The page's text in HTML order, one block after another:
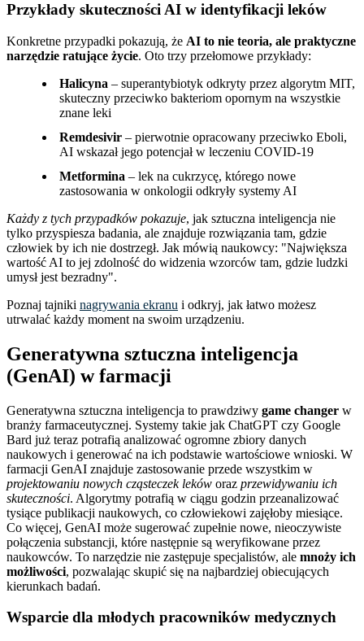
Przykłady skuteczności AI w identyfikacji leków
Konkretne przypadki pokazują, że AI to nie teoria, ale praktyczne
narzędzie ratujące życie. Oto trzy przełomowe przykłady:
Halicyna – superantybiotyk odkryty przez algorytm MIT,
skuteczny przeciwko bakteriom opornym na wszystkie
znane leki
Remdesivir – pierwotnie opracowany przeciwko Eboli,
AI wskazał jego potencjał w leczeniu COVID-19
Metformina – lek na cukrzycę, którego nowe
zastosowania w onkologii odkryły systemy AI
Każdy z tych przypadków pokazuje, jak sztuczna inteligencja nie
tylko przyspiesza badania, ale znajduje rozwiązania tam, gdzie
człowiek by ich nie dostrzegł. Jak mówią naukowcy:
Największa
wartość AI to jej zdolność do widzenia wzorców tam, gdzie ludzki
umysł jest bezradny .
Poznaj tajniki nagrywania ekranu i odkryj, jak łatwo możesz
utrwalać każdy moment na swoim urządzeniu.
Generatywna sztuczna inteligencja
(GenAI) w farmacji
Generatywna sztuczna inteligencja to prawdziwy game changer w
branży farmaceutycznej. Systemy takie jak ChatGPT czy Google
Bard już teraz potrafią analizować ogromne zbiory danych
naukowych i generować na ich podstawie wartościowe wnioski. W
farmacji GenAI znajduje zastosowanie przede wszystkim w
projektowaniu nowych cząsteczek leków oraz przewidywaniu ich
skuteczności. Algorytmy potrafią w ciągu godzin przeanalizować
tysiące publikacji naukowych, co człowiekowi zajęłoby miesiące.
Co więcej, GenAI może sugerować zupełnie nowe, nieoczywiste
połączenia substancji, które następnie są weryfikowane przez
naukowców. To narzędzie nie zastępuje specjalistów, ale mnoży ich
możliwości, pozwalając skupić się na najbardziej obiecujących
kierunkach badań.
Wsparcie dla młodych pracowników medycznych